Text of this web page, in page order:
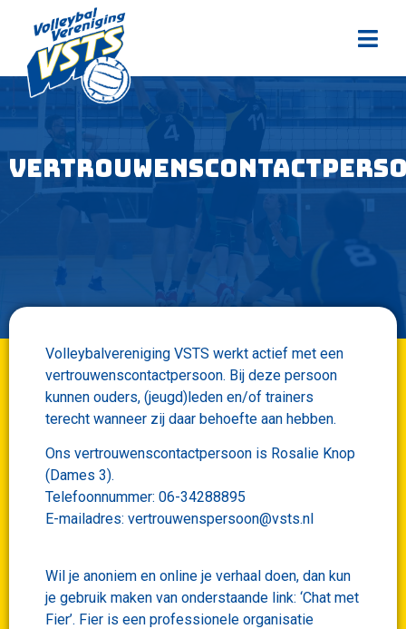
Volleybalvereniging VSTS werkt actief met een
vertrouwenscontactpersoon. Bij deze persoon
kunnen ouders, (jeugd)leden en/of trainers
terecht wanneer zij daar behoefte aan hebben.
Ons vertrouwenscontactpersoon is Rosalie Knop
(Dames 3).
Telefoonnummer: 06-34288895
E-mailadres: vertrouwenspersoon@vsts.nl
Wil je anoniem en online je verhaal doen, dan kun
je gebruik maken van onderstaande link: ‘Chat met
Fier’. Fier is een professionele organisatie